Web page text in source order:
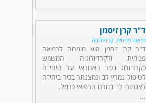
ד"ר קרן זיסמן
רפואה פנימית, קרדיולוגיה
ד"ר קרן זיסמן הוא מומחה לרפואה
פנימית ולקרדיולוגיה המשמש
כקרדיולוג בכיר האחראי על היחידה
לטיפול נמרץ לב וכמצנתר בכיר ביחידה
לצנתורי לב במרכז הרפואי כרמל.
...